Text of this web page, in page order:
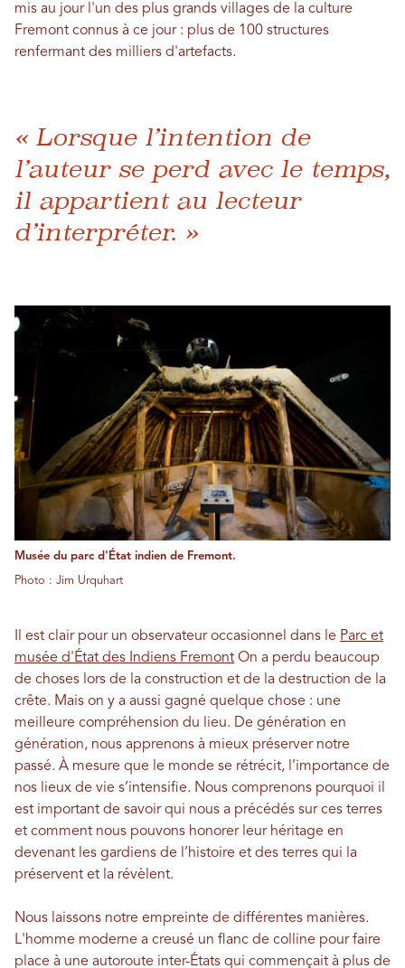
mis au jour l'un des plus grands villages de la culture
Fremont connus à ce jour : plus de 100 structures
renfermant des milliers d'artefacts.
« Lorsque l’intention de
l’auteur se perd avec le temps,
il appartient au lecteur
d’interpréter. »
Musée du parc d'État indien de Fremont.
Photo : Jim Urquhart
Il est clair pour un observateur occasionnel dans le Parc et
musée d'État des Indiens Fremont On a perdu beaucoup
de choses lors de la construction et de la destruction de la
crête. Mais on y a aussi gagné quelque chose : une
meilleure compréhension du lieu. De génération en
génération, nous apprenons à mieux préserver notre
passé. À mesure que le monde se rétrécit, l’importance de
nos lieux de vie s’intensifie. Nous comprenons pourquoi il
est important de savoir qui nous a précédés sur ces terres
et comment nous pouvons honorer leur héritage en
devenant les gardiens de l’histoire et des terres qui la
préservent et la révèlent.
Nous laissons notre empreinte de différentes manières.
L'homme moderne a creusé un flanc de colline pour faire
place à une autoroute inter-États qui commençait à plus de